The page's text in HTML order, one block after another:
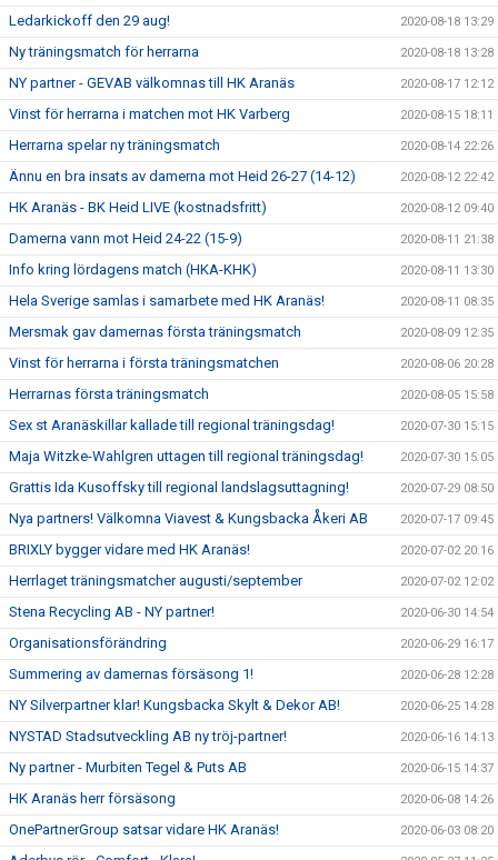
Ledarkickoff den 29 aug! 2020-08-18 13:29
Ny träningsmatch för herrarna 2020-08-18 13:28
NY partner - GEVAB välkomnas till HK Aranäs 2020-08-17 12:12
Vinst för herrarna i matchen mot HK Varberg 2020-08-15 18:11
Herrarna spelar ny träningsmatch 2020-08-14 22:26
Ännu en bra insats av damerna mot Heid 26-27 (14-12) 2020-08-12 22:42
HK Aranäs - BK Heid LIVE (kostnadsfritt) 2020-08-12 09:40
Damerna vann mot Heid 24-22 (15-9) 2020-08-11 21:38
Info kring lördagens match (HKA-KHK) 2020-08-11 13:30
Hela Sverige samlas i samarbete med HK Aranäs! 2020-08-11 08:35
Mersmak gav damernas första träningsmatch 2020-08-09 12:35
Vinst för herrarna i första träningsmatchen 2020-08-06 20:28
Herrarnas första träningsmatch 2020-08-05 15:58
Sex st Aranäskillar kallade till regional träningsdag! 2020-07-30 15:15
Maja Witzke-Wahlgren uttagen till regional träningsdag! 2020-07-30 15:05
Grattis Ida Kusoffsky till regional landslagsuttagning! 2020-07-29 08:50
Nya partners! Välkomna Viavest & Kungsbacka Åkeri AB 2020-07-17 09:45
BRIXLY bygger vidare med HK Aranäs! 2020-07-02 20:16
Herrlaget träningsmatcher augusti/september 2020-07-02 12:02
Stena Recycling AB - NY partner! 2020-06-30 14:54
Organisationsförändring 2020-06-29 16:17
Summering av damernas försäsong 1! 2020-06-28 12:28
NY Silverpartner klar! Kungsbacka Skylt & Dekor AB! 2020-06-25 14:28
NYSTAD Stadsutveckling AB ny tröj-partner! 2020-06-16 14:13
Ny partner - Murbiten Tegel & Puts AB 2020-06-15 14:37
HK Aranäs herr försäsong 2020-06-08 14:26
OnePartnerGroup satsar vidare HK Aranäs! 2020-06-03 08:20